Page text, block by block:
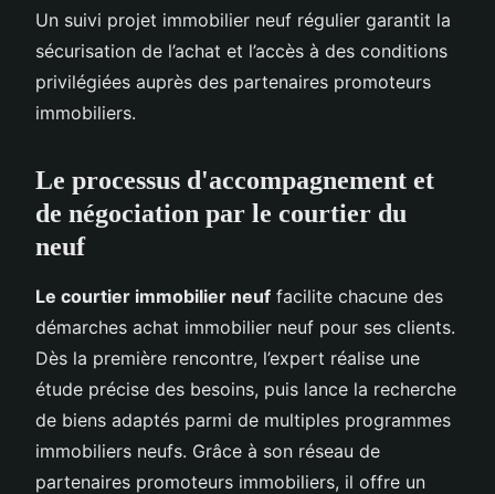
Un suivi projet immobilier neuf régulier garantit la
sécurisation de l’achat et l’accès à des conditions
privilégiées auprès des partenaires promoteurs
immobiliers.
Le processus d'accompagnement et
de négociation par le courtier du
neuf
Le courtier immobilier neuf facilite chacune des
démarches achat immobilier neuf pour ses clients.
Dès la première rencontre, l’expert réalise une
étude précise des besoins, puis lance la recherche
de biens adaptés parmi de multiples programmes
immobiliers neufs. Grâce à son réseau de
partenaires promoteurs immobiliers, il offre un